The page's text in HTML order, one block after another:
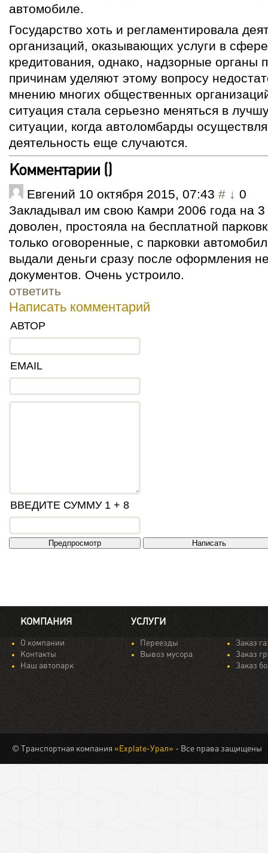
автомобиле.
Государство хоть и регламентировала
организаций, оказывающих услуги в
кредитования, однако, надзорные органы
причинам уделяют этому вопросу
мнению многих общественных
ситуация стала серьезно меняться в
ситуации, когда автоломбарды
деятельность еще случаются.
Комментарии ()
Евгений 10 октября 2015, 07:43 # ↓ 0
Закладывал им свою Камри 2006 года на
доволен, простояла на бесплатной
только оговоренные, с парковки
выдали деньги сразу после оформления
документов. Очень устроило.
ответить
Написать комментарий
АВТОР
EMAIL
ВВЕДИТЕ СУММУ 1 + 8
КОМПАНИЯ УСЛУГИ
О компании
Контакты
Наш автопарк
Переезды
Вывоз мусора
Заказ
Заказ
Заказ
© Транспортная компания «Explate-Урал» - Все права защищены